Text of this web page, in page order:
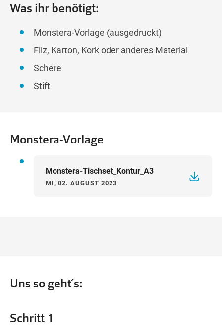
Was ihr benötigt:
Monstera-Vorlage (ausgedruckt)
Filz, Karton, Kork oder anderes Material
Schere
Stift
Monstera-Vorlage
Monstera-Tischset_Kontur_A3
MI, 02. AUGUST 2023
Uns so geht´s:
Schritt 1